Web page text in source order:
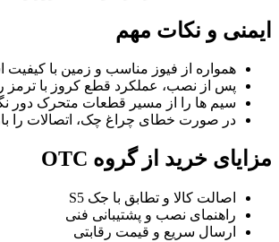
ایمنی و نکات مهم
همواره از فیوز مناسب و زمین با کیفیت
پس از نصب، عملکرد قطع کروز با ترمز
سیم ها را از مسیر قطعات متحرک دور
در صورت خطای چراغ چک، اتصالات را
مزایای خرید از گروه OTC
اصالت کالا و تطابق با جک S5
راهنمای نصب و پشتیبانی فنی
ارسال سریع و قیمت رقابتی